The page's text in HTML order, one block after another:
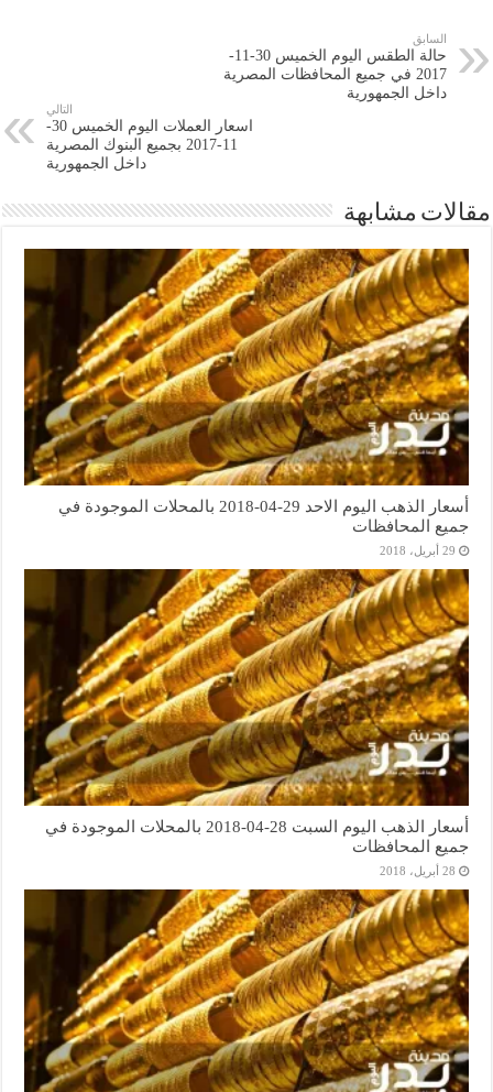
السابق
حالة الطقس اليوم الخميس 30-11-
2017 في جميع المحافظات المصرية
داخل الجمهورية
التالي
اسعار العملات اليوم الخميس 30-
11-2017 بجميع البنوك المصرية
داخل الجمهورية
مقالات مشابهة
أسعار الذهب اليوم الاحد 29-04-2018 بالمحلات الموجودة في
جميع المحافظات
29 أبريل، 2018
أسعار الذهب اليوم السبت 28-04-2018 بالمحلات الموجودة في
جميع المحافظات
28 أبريل، 2018